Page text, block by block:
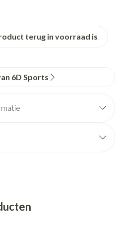
terug in voorraad is
6D Sports